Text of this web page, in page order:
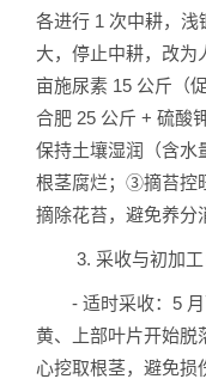
各进行 1 次中耕，浅
大，停止中耕，改
亩施尿素 15 公斤（
合肥 25 公斤 + 硫酸
保持土壤湿润（含水
根茎腐烂；③摘苔控
摘除花苔，避免养分
3. 采收与初加工
- 适时采收：5 月
黄、上部叶片开始脱
心挖取根茎，避免损